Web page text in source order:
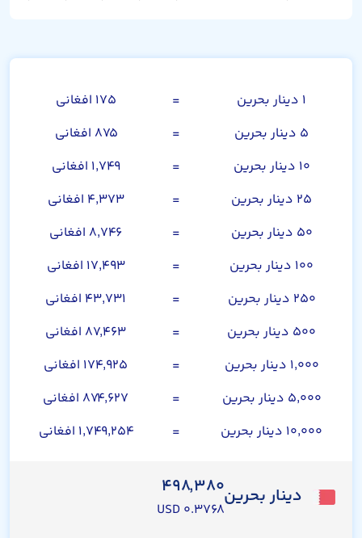
۱ دینار بحرین =
۱۷۵ افغانی
۵ دینار بحرین
=
۸۷۵ افغانی
۱۰ دینار بحرین
=
۱,۷۴۹ افغانی
۲۵ دینار بحرین
=
۴,۳۷۳ افغانی
۵۰ دینار بحرین
=
۸,۷۴۶ افغانی
۱۰۰ دینار بحرین
=
۱۷,۴۹۳ افغانی
۲۵۰ دینار بحرین
=
۴۳,۷۳۱ افغانی
۵۰۰ دینار بحرین
=
۸۷,۴۶۳ افغانی
۱,۰۰۰ دینار بحرین
=
۱۷۴,۹۲۵ افغانی
۵,۰۰۰ دینار بحرین
=
۸۷۴,۶۲۷ افغانی
۱۰,۰۰۰ دینار بحرین
= ۱,۷۴۹,۲۵۴ افغانی
دینار بحرین۴۹۸,۳۸۰
۰.۳۷۶۸ USD